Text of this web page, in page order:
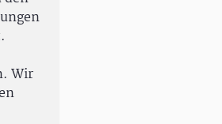
Wir